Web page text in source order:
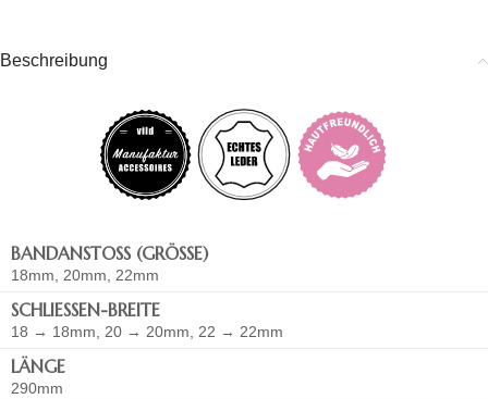
Beschreibung
BANDANSTOSS (GRÖSSE)
18mm, 20mm, 22mm
SCHLIESSEN-BREITE
18 → 18mm, 20 → 20mm, 22 → 22mm
LÄNGE
290mm